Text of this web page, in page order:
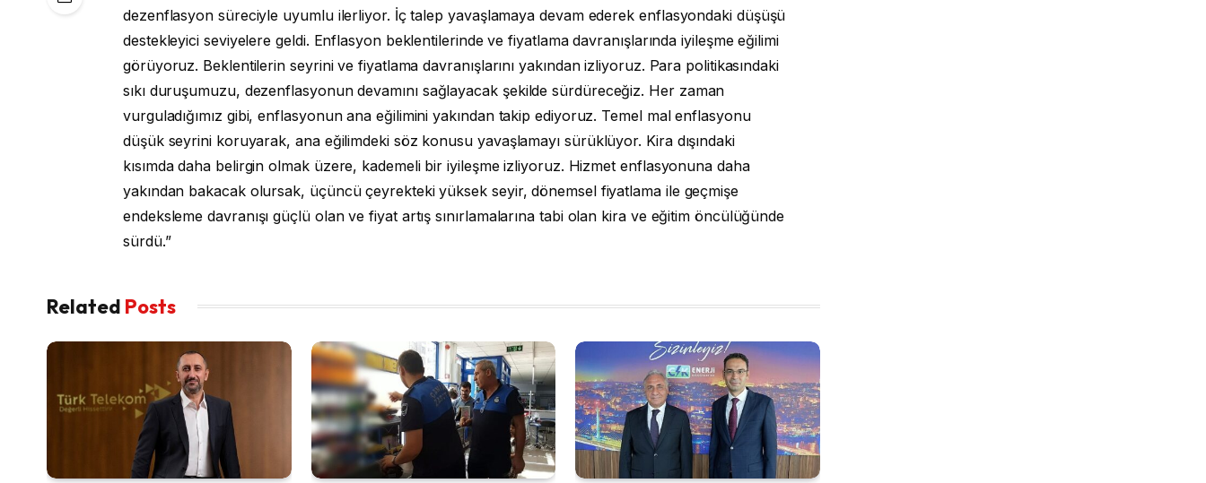
dezenflasyon süreciyle uyumlu ilerliyor. İç talep yavaşlamaya devam ederek enflasyondaki düşüşü
destekleyici seviyelere geldi. Enflasyon beklentilerinde ve fiyatlama davranışlarında iyileşme eğilimi
görüyoruz. Beklentilerin seyrini ve fiyatlama davranışlarını yakından izliyoruz. Para politikasındaki
sıkı duruşumuzu, dezenflasyonun devamını sağlayacak şekilde sürdüreceğiz. Her zaman
vurguladığımız gibi, enflasyonun ana eğilimini yakından takip ediyoruz. Temel mal enflasyonu
düşük seyrini koruyarak, ana eğilimdeki söz konusu yavaşlamayı sürüklüyor. Kira dışındaki
kısımda daha belirgin olmak üzere, kademeli bir iyileşme izliyoruz. Hizmet enflasyonuna daha
yakından bakacak olursak, üçüncü çeyrekteki yüksek seyir, dönemsel fiyatlama ile geçmişe
endeksleme davranışı güçlü olan ve fiyat artış sınırlamalarına tabi olan kira ve eğitim öncülüğünde
sürdü.”
Related Posts